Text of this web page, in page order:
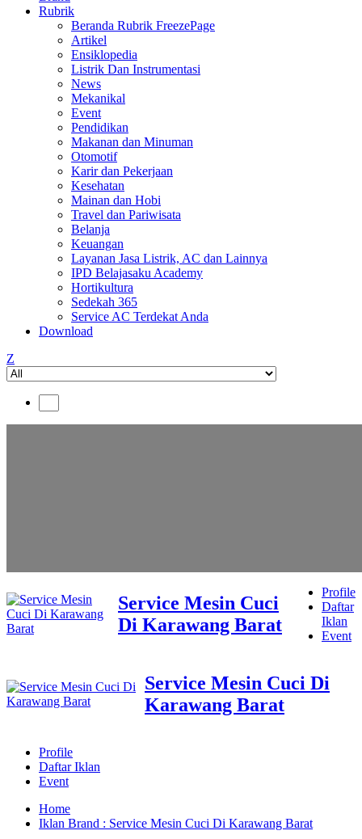
Rubrik
Beranda Rubrik FreezePage
Artikel
Ensiklopedia
Listrik Dan Instrumentasi
News
Mekanikal
Event
Pendidikan
Makanan dan Minuman
Otomotif
Karir dan Pekerjaan
Kesehatan
Mainan dan Hobi
Travel dan Pariwisata
Belanja
Keuangan
Layanan Jasa Listrik, AC dan Lainnya
IPD Belajasaku Academy
Hortikultura
Sedekah 365
Service AC Terdekat Anda
Download
Z
Service Mesin Cuci
Di Karawang Barat
Profile
Daftar
Iklan
Event
Service Mesin Cuci Di
Karawang Barat
Profile
Daftar Iklan
Event
Home
Iklan Brand : Service Mesin Cuci Di Karawang Barat